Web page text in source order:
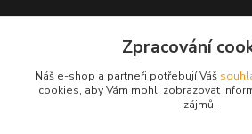
+420 222722421
info@rb-nakuplevne.cz
Zpracování
Náš e-shop a partneři potřebují Váš
cookies, aby Vám mohli zobrazovat
zájmů.